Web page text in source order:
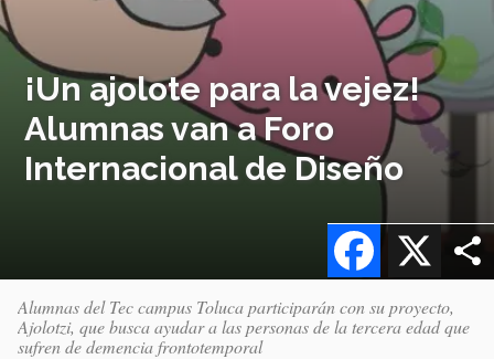
¡Un ajolote para la vejez!
Alumnas van a Foro
Internacional de Diseño
X
Facebook
Alumnas del Tec campus Toluca participarán con su proyecto,
Ajolotzi, que busca ayudar a las personas de la tercera edad que
sufren de demencia frontotemporal